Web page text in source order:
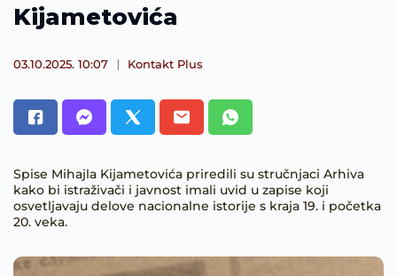
Kijametovića
03.10.2025. 10:07 Kontakt Plus
Spise Mihajla Kijametovića priredili su stručnjaci Arhiva
kako bi istraživači i javnost imali uvid u zapise koji
osvetljavaju delove nacionalne istorije s kraja 19. i početka
20. veka.